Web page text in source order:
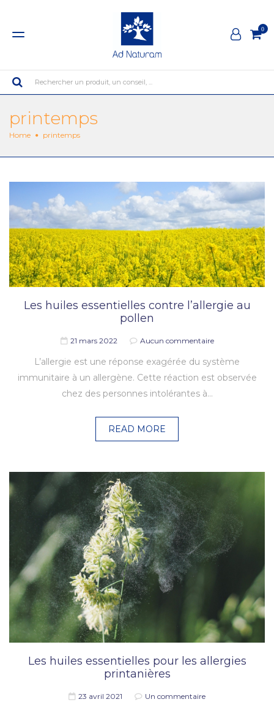
0
Rechercher un produit, un conseil, ...
printemps
Home printemps
Les huiles essentielles contre l’allergie au
pollen
21 mars 2022 Aucun commentaire
L’allergie est une réponse exagérée du système
immunitaire à un allergène. Cette réaction est observée
chez des personnes intolérantes à…
READ MORE
Les huiles essentielles pour les allergies
printanières
23 avril 2021 Un commentaire